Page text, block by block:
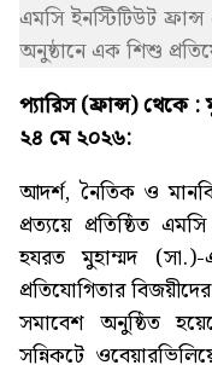
এমসি ইনস্টিটিউট
অনুষ্ঠানে এক শিশু
প্যারিস (ফ্রান্স) থেকে
২৪ মে ২০২৬:
আদর্শ, নৈতিক ও
প্রত্যয়ে প্রতিষ্ঠিত
হযরত মুহাম্মদ
প্রতিযোগিতার
সমাবেশ অনুষ্ঠিত
সন্নিকটে